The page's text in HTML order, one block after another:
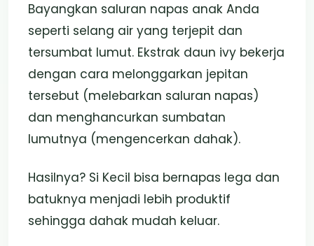
Bayangkan saluran napas anak Anda
seperti selang air yang terjepit dan
tersumbat lumut. Ekstrak daun ivy bekerja
dengan cara melonggarkan jepitan
tersebut (melebarkan saluran napas)
dan menghancurkan sumbatan
lumutnya (mengencerkan dahak).
Hasilnya? Si Kecil bisa bernapas lega dan
batuknya menjadi lebih produktif
sehingga dahak mudah keluar.